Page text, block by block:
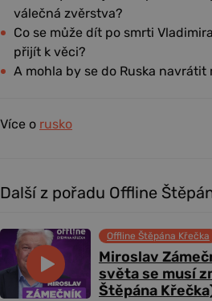
válečná zvěrstva?
Co se může dít po smrti
přijít k věci?
A mohla by se do Ruska navrátit
Více o rusko
Další z pořadu Offline
Miroslav
světa se musí
Štěpána
Offline Štěpána Křečka